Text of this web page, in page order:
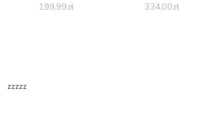
199,99zł 334,00zł
zzzzz